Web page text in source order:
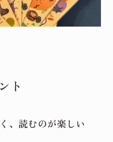
ト
、読むのが楽しい